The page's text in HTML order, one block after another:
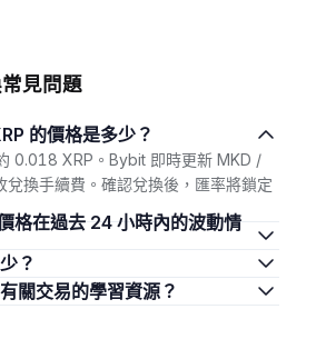
見問題
的價格是多少？
0.018 XRP。Bybit 即時更新 MKD /
兌換手續費。確認兌換後，匯率將鎖定
？
有關交易的學習資源？